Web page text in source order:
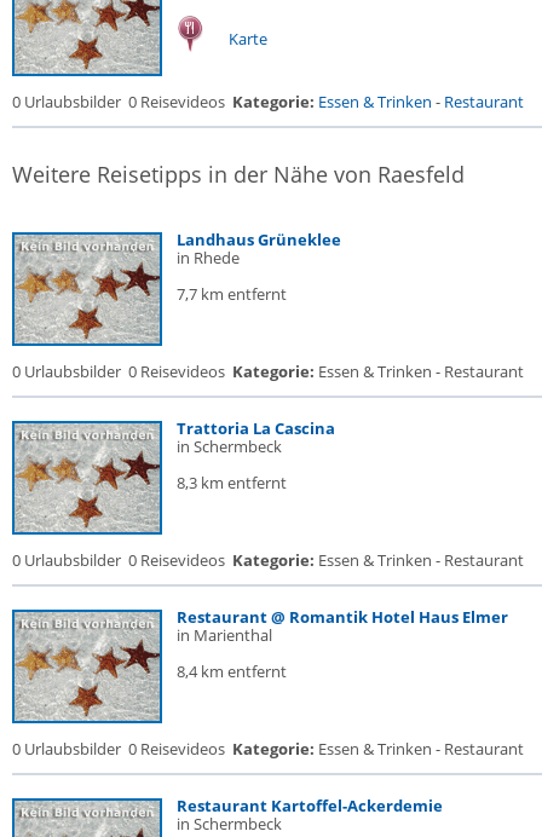
Karte
0 Urlaubsbilder 0 Reisevideos Kategorie: Essen & Trinken - Restaurant
Weitere Reisetipps in der Nähe von Raesfeld
Landhaus Grüneklee
in Rhede
7,7 km entfernt
0 Urlaubsbilder 0 Reisevideos Kategorie: Essen & Trinken - Restaurant
Trattoria La Cascina
in Schermbeck
8,3 km entfernt
0 Urlaubsbilder 0 Reisevideos Kategorie: Essen & Trinken - Restaurant
Restaurant @ Romantik Hotel Haus Elmer
in Marienthal
8,4 km entfernt
0 Urlaubsbilder 0 Reisevideos Kategorie: Essen & Trinken - Restaurant
Restaurant Kartoffel-Ackerdemie
in Schermbeck